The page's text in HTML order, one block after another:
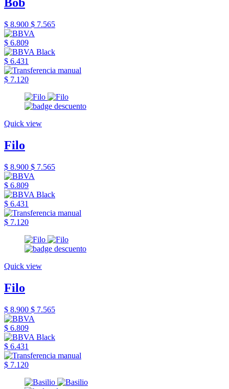
$ 8.900 $ 7.565
$ 6.809
$ 6.431
$ 7.120
Quick view
Filo
$ 8.900 $ 7.565
$ 6.809
$ 6.431
$ 7.120
Quick view
Filo
$ 8.900 $ 7.565
$ 6.809
$ 6.431
$ 7.120